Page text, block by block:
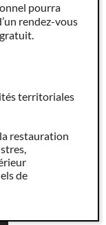
pourra
rendez-vous
territoriales
restauration
de